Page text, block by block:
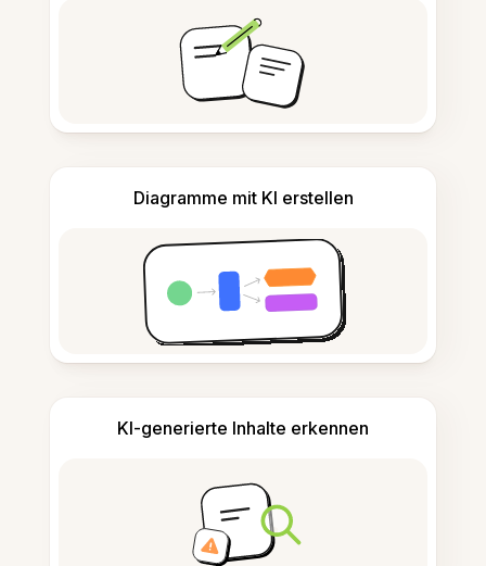
Diagramme mit KI erstellen
KI-generierte Inhalte erkennen